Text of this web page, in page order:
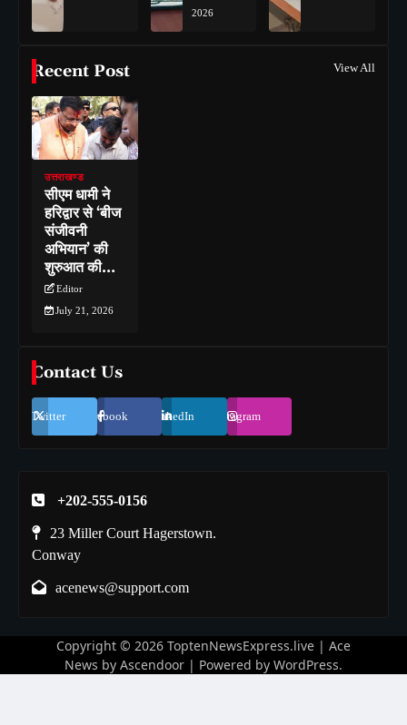
2026
Recent Post View All
उत्तराखण्ड
सीएम धामी ने
हरिद्वार से ‘बीज
संजीवनी
अभियान’ की
शुरुआत की…
Editor
July 21, 2026
Contact Us
Twitter Facebook LinkedIn Instagram
+202-555-0156
23 Miller Court Hagerstown.
Conway
acenews@support.com
Copyright © 2026 ToptenNewsExpress.live | Ace
News by Ascendoor | Powered by WordPress.